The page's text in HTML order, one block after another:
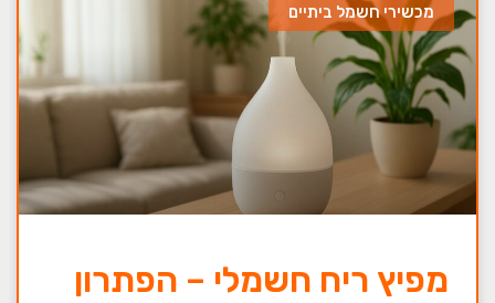
מכשירי חשמל ביתיים
מפיץ ריח חשמלי – הפתרון